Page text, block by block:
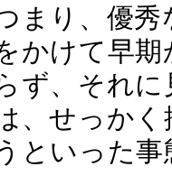
まり、優
かけて早
ず、それ
、せっか
といった